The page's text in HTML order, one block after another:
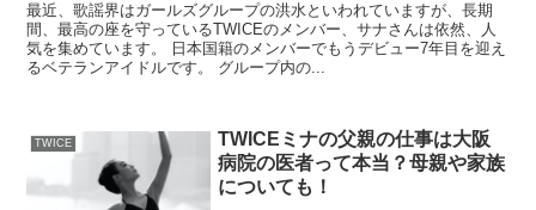
最近、歌謡界はガールズグループの洪水といわれていますが、長期
間、最高の座を守っているTWICEのメンバー、サナさんは依然、人
気を集めています。 日本国籍のメンバーでもうデビュー7年目を迎え
るベテランアイドルです。 グループ内の...
TWICE
TWICEミナの父親の仕事は大阪
病院の医者って本当？母親や家族
についても！